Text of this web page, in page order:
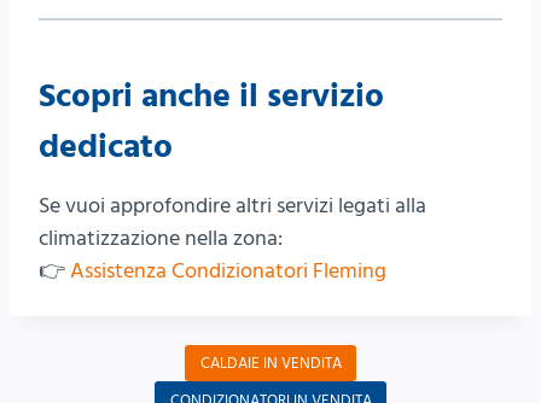
Scopri anche il servizio
dedicato
Se vuoi approfondire altri servizi legati alla
climatizzazione nella zona:
👉Assistenza Condizionatori Fleming
CALDAIE IN VENDITA